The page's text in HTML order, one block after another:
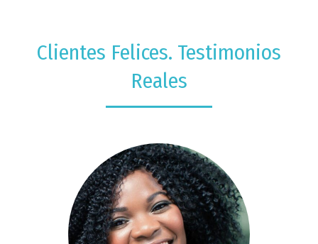
Clientes Felices. Testimonios
Reales